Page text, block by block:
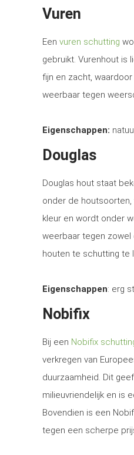
Vuren
Een vuren schutting
gebruikt. Vurenhout is
fijn en zacht,
weerbaar tegen
Eigenschappen:
Douglas
Douglas hout staat
onder de
kleur en wordt onder
weerbaar tegen
houten te schutting te
Eigenschappen: erg
Nobifix
Bij een Nobifix
verkregen van
duurzaamheid. Dit
milieuvriendelijk en is
Bovendien is een
tegen een scherpe